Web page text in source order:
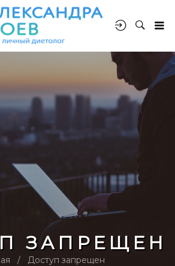
ЗАПРЕЩЕН
Доступ запрещен